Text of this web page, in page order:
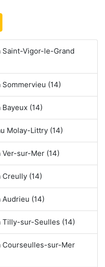
Vigor-le-Grand
(14)
(14)
Molay-Littry (14)
sur-Mer (14)
(14)
(14)
Tilly-sur-Seulles (14)
Courseulles-sur-Mer